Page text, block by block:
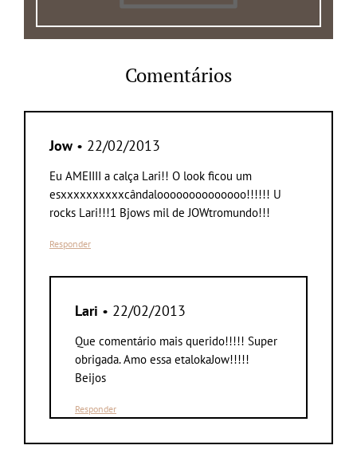
Comentários
Jow • 22/02/2013
Eu AMEIIII a calça Lari!! O look ficou um
esxxxxxxxxxxcândaloooooooooooooo!!!!!! U
rocks Lari!!!1 Bjows mil de JOWtromundo!!!
Responder
Lari • 22/02/2013
Que comentário mais querido!!!!! Super
obrigada. Amo essa etalokaJow!!!!!
Beijos
Responder